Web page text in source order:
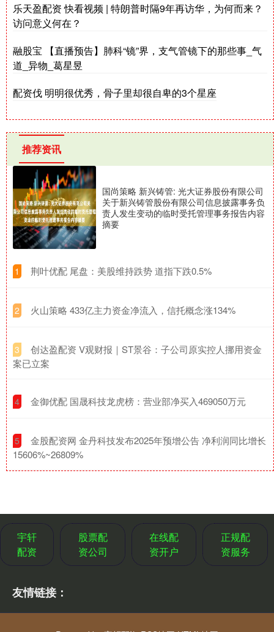
乐天盈配资 快看视频 | 特朗普时隔9年再访华，为何而来？
访问意义何在？
融股宝 【直播预告】肺科“镜”界，支气管镜下的那些事_气
道_异物_葛星昱
配资伐 明明很优秀，骨子里却很自卑的3个星座
推荐资讯
国尚策略 新兴铸管: 光大证券股份有限公司
关于新兴铸管股份有限公司信息披露事务负
责人发生变动的临时受托管理事务报告内容
摘要
1 ​荆叶优配 尾盘：美股维持跌势 道指下跌0.5%
2 ​火山策略 433亿主力资金净流入，信托概念涨134%
3
​创达盈配资 V观财报｜ST景谷：子公司原实控人挪用资金
案已立案
4 ​金御优配 国晟科技龙虎榜：营业部净买入469050万元
5
​金股配资网 金丹科技发布2025年预增公告 净利润同比增长
15606%~26809%
宇轩
配资
股票配
资公司
在线配
资开户
正规配
资服务
友情链接：